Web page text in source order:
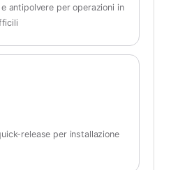
antipolvere per operazioni in
release per installazione